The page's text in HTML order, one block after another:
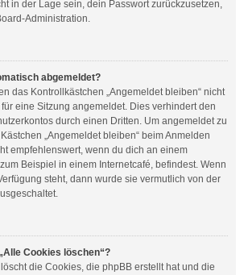
in der Lage sein, dein Passwort zurückzusetzen,
Administration.
abgemeldet?
das Kontrollkästchen „Angemeldet bleiben“ nicht
eine Sitzung angemeldet. Dies verhindert den
durch einen Dritten. Um angemeldet zu
„Angemeldet bleiben“ beim Anmelden
empfehlenswert, wenn du dich an einem
Beispiel in einem Internetcafé, befindest. Wenn
steht, dann wurde sie vermutlich von der
Cookies löschen“?
die Cookies, die phpBB erstellt hat und die